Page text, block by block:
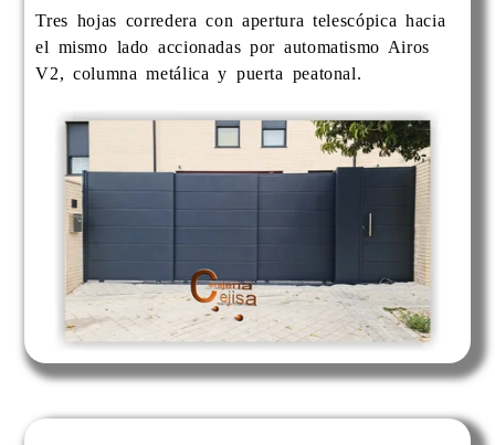
Tres hojas corredera con apertura telescópica hacia
el mismo lado accionadas por automatismo Airos
V2, columna metálica y puerta peatonal.